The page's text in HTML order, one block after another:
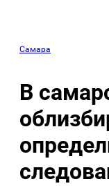
Самара
В